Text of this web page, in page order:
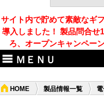
サイト内で貯めて素敵なギ
導入しました！ 製品問合せ
ろ、オープンキャンペー
ＭＥＮＵ
HOME 製品情報一覧